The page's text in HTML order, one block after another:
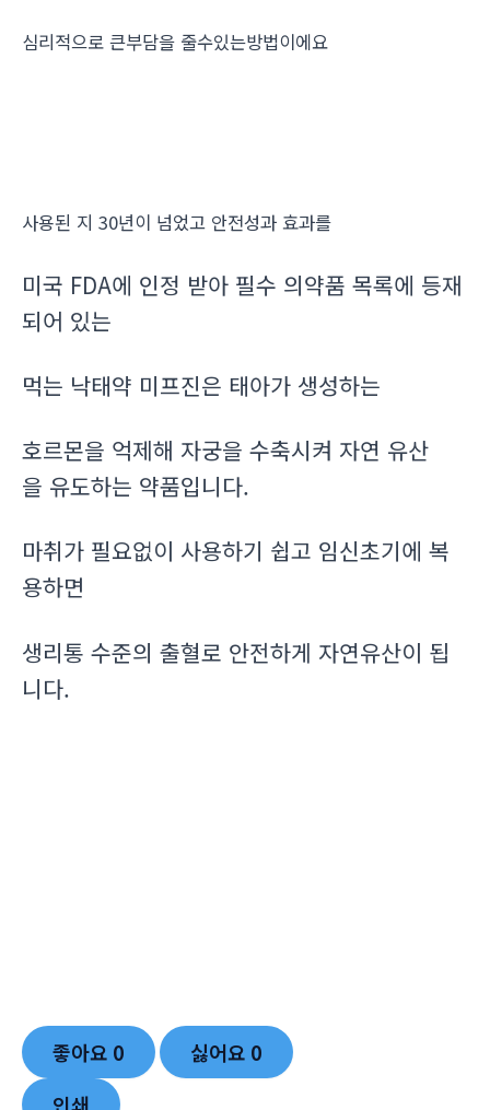
심리적으로 큰부담을 줄수있는방법이에요
사용된 지 30년이 넘었고 안전성과 효과를
미국 FDA에 인정 받아 필수 의약품 목록에 등재
되어 있는
먹는 낙태약 미프진은 태아가 생성하는
호르몬을 억제해 자궁을 수축시켜 자연 유산
을 유도하는 약품입니다.
마취가 필요없이 사용하기 쉽고 임신초기에 복
용하면
생리통 수준의 출혈로 안전하게 자연유산이 됩
니다.
좋아요 0 싫어요 0